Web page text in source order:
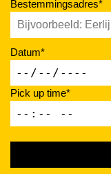
Bestemmingsadres*
Datum*
Pick up time*